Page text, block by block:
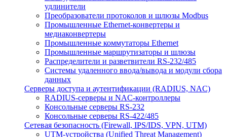
удлинители
Преобразователи протоколов и шлюзы Modbus
Промышленные Ethernet-конвертеры и
медиаконвертеры
Промышленные коммутаторы Ethernet
Промышленные маршрутизаторы и шлюзы
Распределители и разветвители RS-232/485
Системы удаленного ввода/вывода и модули сбора
данных
Серверы доступа и аутентификации (RADIUS, NAC)
RADIUS-серверы и NAC-контроллеры
Консольные серверы RS-232
Консольные серверы RS-422/485
Сетевая безопасность (Firewall, IPS/IDS, VPN, UTM)
UTM-устройства (Unified Threat Management)